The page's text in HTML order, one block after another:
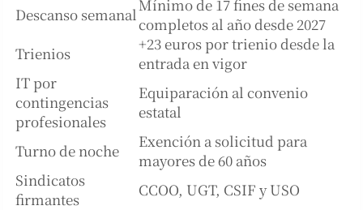
Descanso semanalMínimo de 17 fines de semana
completos al año desde 2027
Trienios
+23 euros por trienio desde la
entrada en vigor
IT por
contingencias
profesionales
Equiparación al convenio
estatal
Turno de noche
Exención a solicitud para
mayores de 60 años
Sindicatos
firmantes
CCOO, UGT, CSIF y USO